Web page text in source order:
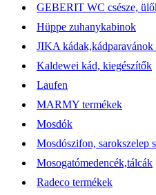
GEBERIT WC csésze,
Hüppe zuhanykabinok
JIKA kádak,kádparavánok
Kaldewei kád, kiegészítők
Laufen
MARMY termékek
Mosdók
Mosdószifon, sarokszelep
Mosogatómedencék,tálcák
Radeco termékek